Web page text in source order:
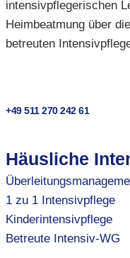
intensivpflegerischen
Heimbeatmung über
betreuten
+49 511 270 242 61
Häusliche
1 zu 1 Intensivpflege
Kinderintensivpflege
Betreute Intensiv-WG